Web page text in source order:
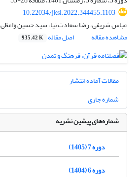
10.22034/jksl.2022.344455.1103
عباس شریفی، رضا سعادت نیا، سید حسین واعظی
مشاهده مقاله
اصل مقاله 935.42 K
مقالات آماده انتشار
شماره جاری
شماره‌های پیشین نشریه
دوره 7 (1405)
دوره 6 (1404)